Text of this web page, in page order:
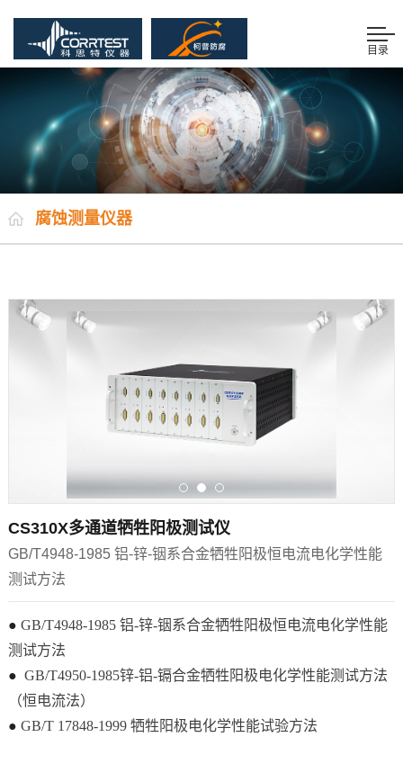
目录
腐蚀测量仪器
CS310X多通道牺牲阳极测试仪
GB/T4948-1985 铝-锌-铟系合金牺牲阳极恒电流电化学性能
测试方法
● GB/T4948-1985 铝-锌-铟系合金牺牲阳极恒电流电化学性能
测试方法
● GB/T4950-1985锌-铝-镉合金牺牲阳极电化学性能测试方法
（恒电流法）
● GB/T 17848-1999 牺牲阳极电化学性能试验方法